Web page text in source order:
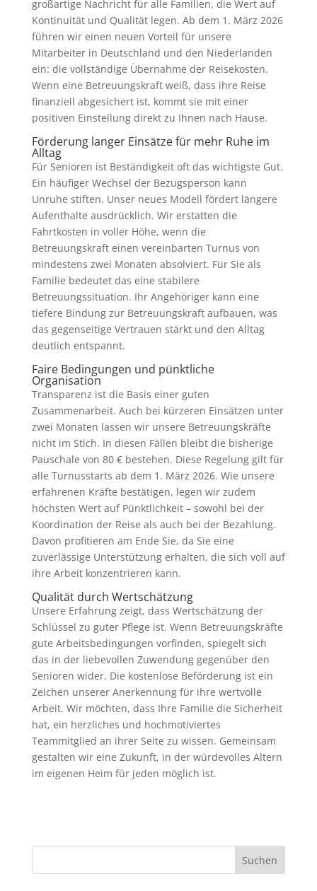
großartige Nachricht für alle Familien, die Wert auf
Kontinuität und Qualität legen. Ab dem 1. März 2026
führen wir einen neuen Vorteil für unsere
Mitarbeiter in Deutschland und den Niederlanden
ein: die vollständige Übernahme der Reisekosten.
Wenn eine Betreuungskraft weiß, dass ihre Reise
finanziell abgesichert ist, kommt sie mit einer
positiven Einstellung direkt zu Ihnen nach Hause.
Förderung langer Einsätze für mehr Ruhe im
Alltag
Für Senioren ist Beständigkeit oft das wichtigste Gut.
Ein häufiger Wechsel der Bezugsperson kann
Unruhe stiften. Unser neues Modell fördert längere
Aufenthalte ausdrücklich. Wir erstatten die
Fahrtkosten in voller Höhe, wenn die
Betreuungskraft einen vereinbarten Turnus von
mindestens zwei Monaten absolviert. Für Sie als
Familie bedeutet das eine stabilere
Betreuungssituation. Ihr Angehöriger kann eine
tiefere Bindung zur Betreuungskraft aufbauen, was
das gegenseitige Vertrauen stärkt und den Alltag
deutlich entspannt.
Faire Bedingungen und pünktliche
Organisation
Transparenz ist die Basis einer guten
Zusammenarbeit. Auch bei kürzeren Einsätzen unter
zwei Monaten lassen wir unsere Betreuungskräfte
nicht im Stich. In diesen Fällen bleibt die bisherige
Pauschale von 80 € bestehen. Diese Regelung gilt für
alle Turnusstarts ab dem 1. März 2026. Wie unsere
erfahrenen Kräfte bestätigen, legen wir zudem
höchsten Wert auf Pünktlichkeit – sowohl bei der
Koordination der Reise als auch bei der Bezahlung.
Davon profitieren am Ende Sie, da Sie eine
zuverlässige Unterstützung erhalten, die sich voll auf
ihre Arbeit konzentrieren kann.
Qualität durch Wertschätzung
Unsere Erfahrung zeigt, dass Wertschätzung der
Schlüssel zu guter Pflege ist. Wenn Betreuungskräfte
gute Arbeitsbedingungen vorfinden, spiegelt sich
das in der liebevollen Zuwendung gegenüber den
Senioren wider. Die kostenlose Beförderung ist ein
Zeichen unserer Anerkennung für ihre wertvolle
Arbeit. Wir möchten, dass Ihre Familie die Sicherheit
hat, ein herzliches und hochmotiviertes
Teammitglied an ihrer Seite zu wissen. Gemeinsam
gestalten wir eine Zukunft, in der würdevolles Altern
im eigenen Heim für jeden möglich ist.
Suchen